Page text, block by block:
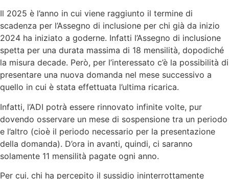
Il 2025 è l’anno in cui viene raggiunto il termine di
scadenza per l’Assegno di inclusione per chi già da inizio
2024 ha iniziato a goderne. Infatti l’Assegno di inclusione
spetta per una durata massima di 18 mensilità, dopodiché
la misura decade. Però, per l’interessato c’è la possibilità di
presentare una nuova domanda nel mese successivo a
quello in cui è stata effettuata l’ultima ricarica.
Infatti, l’ADI potrà essere rinnovato infinite volte, pur
dovendo osservare un mese di sospensione tra un periodo
e l’altro (cioè il periodo necessario per la presentazione
della domanda). D’ora in avanti, quindi, ci saranno
solamente 11 mensilità pagate ogni anno.
Per cui, chi ha percepito il sussidio ininterrottamente